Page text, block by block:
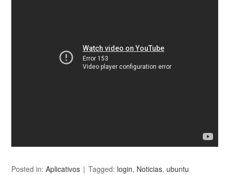
Posted in:Aplicativos Tagged: login, Noticias, ubuntu